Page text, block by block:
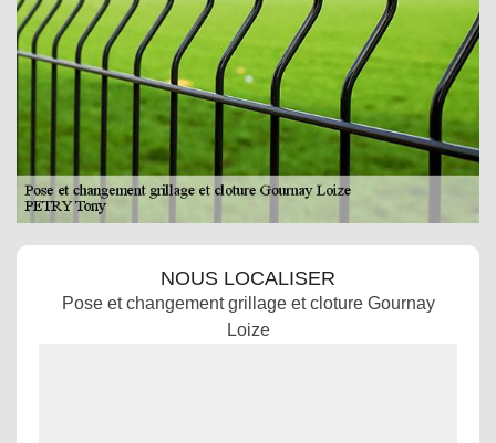
NOUS LOCALISER
Pose et changement grillage et cloture Gournay
Loize